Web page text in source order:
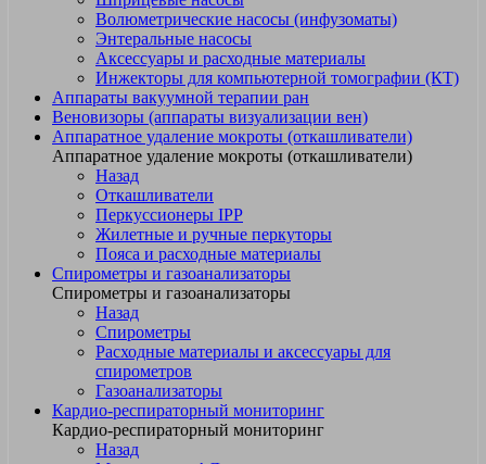
Волюметрические насосы (инфузоматы)
Энтеральные насосы
Аксессуары и расходные материалы
Инжекторы для компьютерной томографии (КТ)
Аппараты вакуумной терапии ран
Веновизоры (аппараты визуализации вен)
Аппаратное удаление мокроты (откашливатели)
Аппаратное удаление мокроты (откашливатели)
Назад
Откашливатели
Перкуссионеры IPP
Жилетные и ручные перкуторы
Пояса и расходные материалы
Спирометры и газоанализаторы
Спирометры и газоанализаторы
Назад
Спирометры
Расходные материалы и аксессуары для
спирометров
Газоанализаторы
Кардио-респираторный мониторинг
Кардио-респираторный мониторинг
Назад